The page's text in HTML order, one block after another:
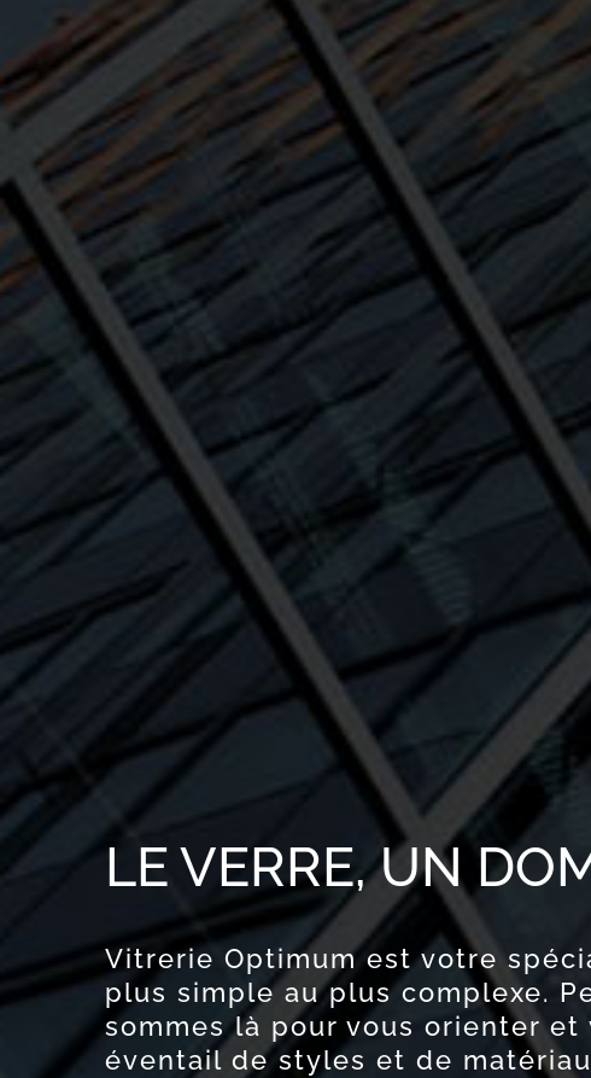
LE VERRE, UN
Vitrerie Optimum est votre
plus simple au plus complexe.
sommes là pour vous orienter
éventail de styles et de